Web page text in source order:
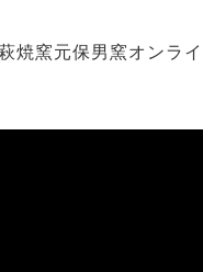
窯元保男窯オンライ